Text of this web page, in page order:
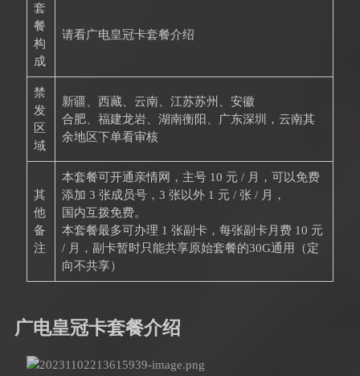
套
餐
构
成
请看广电皇冠卡套餐介绍
禁
发
区
域
新疆、西藏、云南、江苏苏州、安徽
合肥、福建龙岩、湖南衡阳、广东深圳，云南其
余地区下单看审核
其
他
备
注
本套餐可开通亲情网，主号 10 元 / 月，可以免费
添加 3 张成员号，3 张以外 1 元 / 张 / 月，
国内互拨免费。
本套餐最多可办理 1 张副卡，每张副卡月费 10 元
/ 月，副卡暂时只能共享原始套餐的30G通用（定
向不共享）
广电皇冠卡套餐介绍